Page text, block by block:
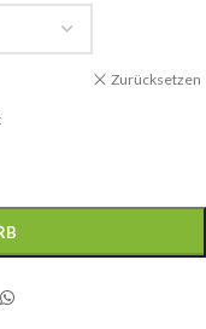
Zurücksetzen